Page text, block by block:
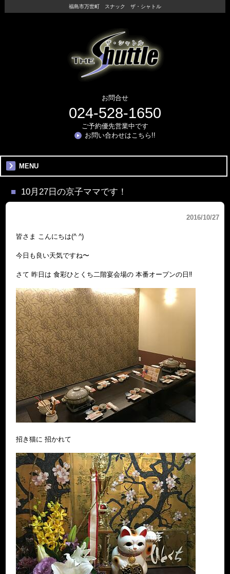
福島市万世町 スナック ザ・シャトル
お問合せ
024-528-1650
ご予約優先営業中です
お問い合わせはこちら!!
MENU
10月27日の京子ママです！
2016/10/27
皆さま こんにちは(^ ^)
今日も良い天気ですね〜
さて 昨日は 食彩ひとくち二階宴会場の 本番オープンの日‼︎
招き猫に 招かれて